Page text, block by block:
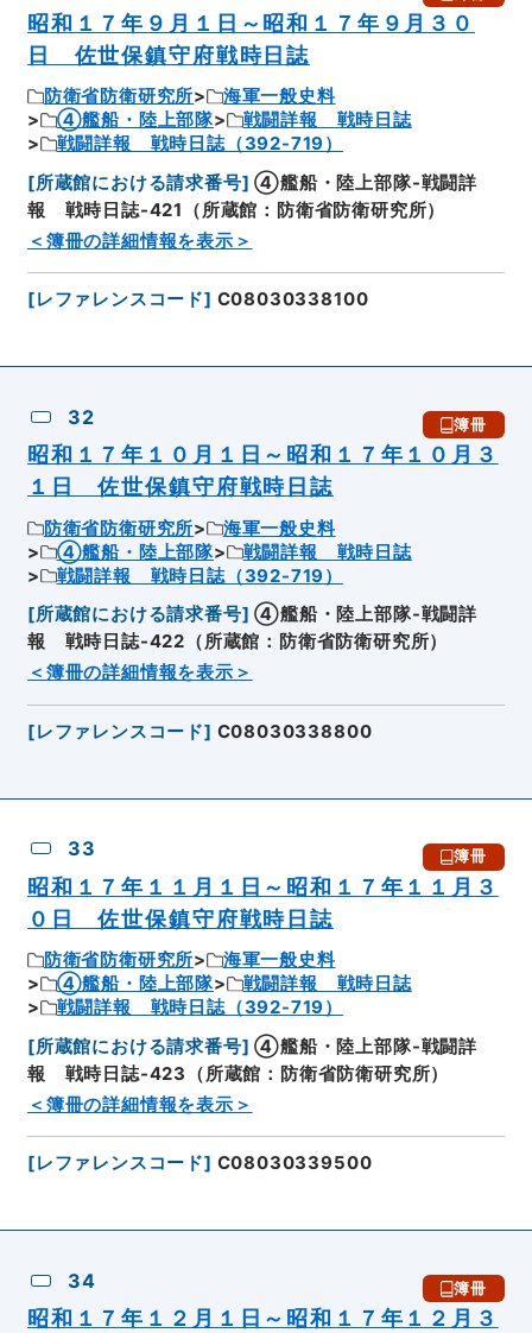
昭和１７年９月１日～昭和１７年９月３０
日 佐世保鎮守府戦時日誌
防衛省防衛研究所
海軍一般史料
④艦船・陸上部隊
戦闘詳報 戦時日誌
戦闘詳報 戦時日誌（392-719）
[所蔵館における請求番号] ④艦船・陸上部隊-戦闘詳
報 戦時日誌-421（所蔵館：防衛省防衛研究所）
＜簿冊の詳細情報を表示＞
[レファレンスコード] C08030338100
32 簿冊
昭和１７年１０月１日～昭和１７年１０月３
１日 佐世保鎮守府戦時日誌
防衛省防衛研究所
海軍一般史料
④艦船・陸上部隊
戦闘詳報 戦時日誌
戦闘詳報 戦時日誌（392-719）
[所蔵館における請求番号] ④艦船・陸上部隊-戦闘詳
報 戦時日誌-422（所蔵館：防衛省防衛研究所）
＜簿冊の詳細情報を表示＞
[レファレンスコード] C08030338800
33 簿冊
昭和１７年１１月１日～昭和１７年１１月３
０日 佐世保鎮守府戦時日誌
防衛省防衛研究所
海軍一般史料
④艦船・陸上部隊
戦闘詳報 戦時日誌
戦闘詳報 戦時日誌（392-719）
[所蔵館における請求番号] ④艦船・陸上部隊-戦闘詳
報 戦時日誌-423（所蔵館：防衛省防衛研究所）
＜簿冊の詳細情報を表示＞
[レファレンスコード] C08030339500
34 簿冊
昭和１７年１２月１日～昭和１７年１２月３